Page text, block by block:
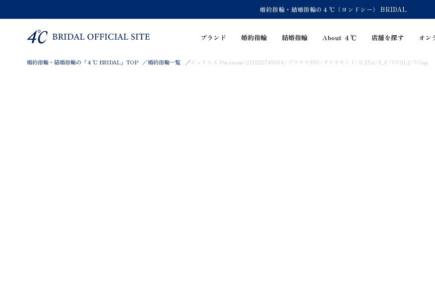
婚約指輪・結婚指輪の４℃（ヨンドシー） BRIDAL
ブランド 婚約指輪 結婚指輪 About ４℃ 店舗を探す オン
婚約指輪・結婚指輪の「４℃ BRIDAL」TOP 婚約指輪一覧 ピュアネス Pureness/211832745004/プラチナ950/ダイヤモンド/0.25ct/E,F/VVS1,2/VGup